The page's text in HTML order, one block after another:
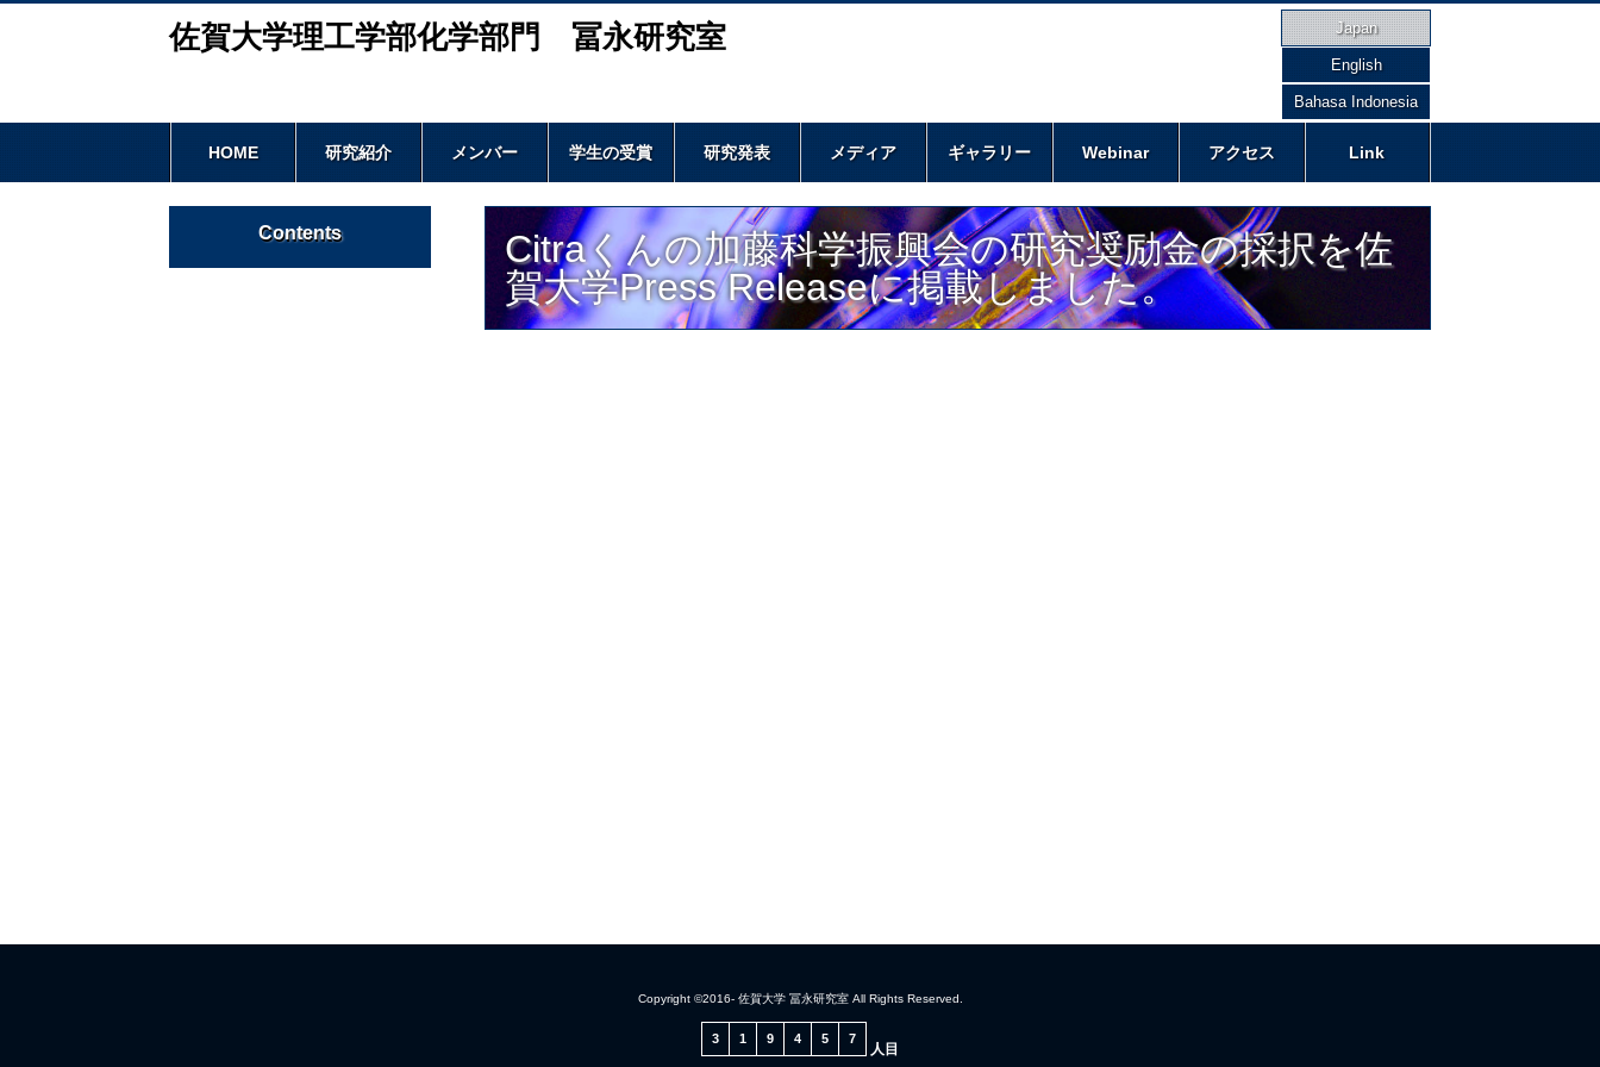
佐賀大学理工学部化学部門 冨永研究室 Japan
English
Bahasa Indonesia
HOME 研究紹介 メンバー 学生の受賞 研究発表 メディア ギャラリー Webinar アクセス Link
Contents
Citraくんの加藤科学振興会の研究奨励金の採択を佐
賀大学Press Releaseに掲載しました。
Copyright ©2016- 佐賀大学 冨永研究室 All Rights Reserved.
3 1 9 4 5 7
人目